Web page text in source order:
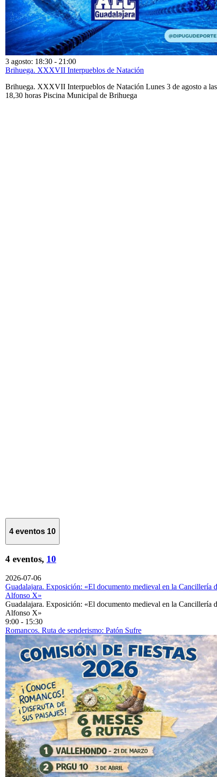
3 agosto: 18:30 - 21:00
Brihuega. XXXVII Interpueblos de Natación
Brihuega. XXXVII Interpueblos de Natación Lunes 3 de agosto a las
18,30 horas Piscina Municipal de Brihuega
4 eventos 10
4 eventos, 10
2026-07-06
Guadalajara. Exposición: «El documento medieval en la Cancillería
Alfonso X»
Guadalajara. Exposición: «El documento medieval en la Cancillería
Alfonso X»
9:00 - 15:30
Romancos. Ruta de senderismo: Patón Sufre